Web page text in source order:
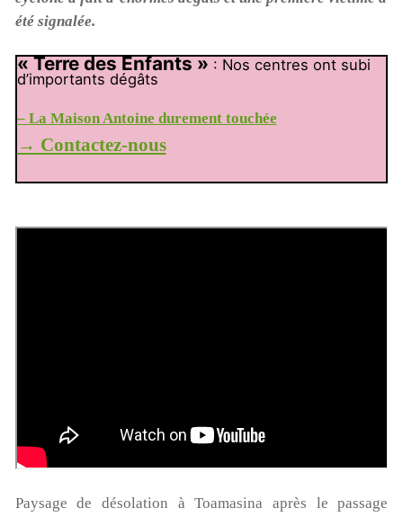
été signalée.
« Terre des Enfants » : Nos centres ont subi
d’importants dégâts
– La Maison Antoine durement touchée
→ Contactez-nous
Paysage de désolation à Toamasina après le passage